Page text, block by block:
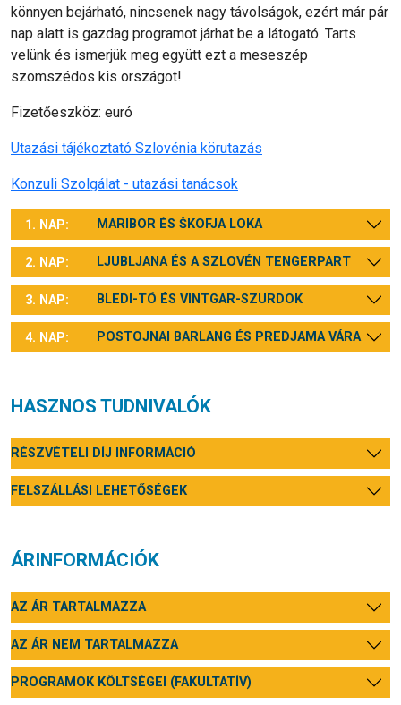
könnyen bejárható, nincsenek nagy távolságok, ezért már pár
nap alatt is gazdag programot járhat be a látogató. Tarts
velünk és ismerjük meg együtt ezt a meseszép
szomszédos kis országot!
Fizetőeszköz: euró
Utazási tájékoztató Szlovénia körutazás
Konzuli Szolgálat - utazási tanácsok
1. NAP: MARIBOR ÉS ŠKOFJA LOKA
2. NAP: LJUBLJANA ÉS A SZLOVÉN TENGERPART
3. NAP: BLEDI-TÓ ÉS VINTGAR-SZURDOK
4. NAP: POSTOJNAI BARLANG ÉS PREDJAMA VÁRA
HASZNOS TUDNIVALÓK
RÉSZVÉTELI DÍJ INFORMÁCIÓ
FELSZÁLLÁSI LEHETŐSÉGEK
ÁRINFORMÁCIÓK
AZ ÁR TARTALMAZZA
AZ ÁR NEM TARTALMAZZA
PROGRAMOK KÖLTSÉGEI (FAKULTATÍV)